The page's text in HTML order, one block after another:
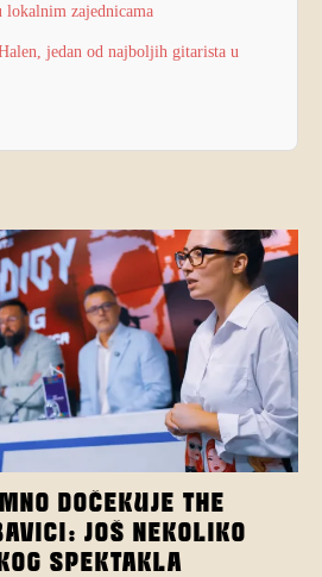
lokalnim zajednicama
jedan od najboljih gitarista u
DOČEKUJE THE
JOŠ NEKOLIKO
SPEKTAKLA